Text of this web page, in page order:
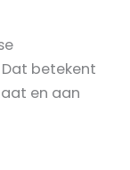
betekent
en aan